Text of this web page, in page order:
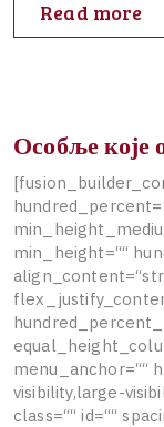
Read more
Особље које
[fusion builder_ co
hundred percent=
min height mediu
min height=““ hun
align content=“str
flex justify_ conte
hundred percent
equal_ height colu
menu anchor=““ h
visibility,large-visibi
class=““ id=““ spaci